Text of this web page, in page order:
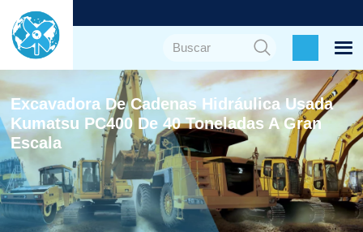
Excavadora De Cadenas Hidráulica Usada
Kumatsu PC400 De 40 Toneladas A Gran
Escala